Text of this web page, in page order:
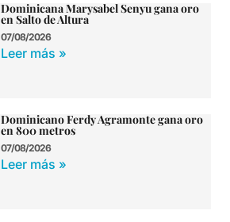
Dominicana Marysabel Senyu gana oro
en Salto de Altura
07/08/2026
Leer más »
Dominicano Ferdy Agramonte gana oro
en 800 metros
07/08/2026
Leer más »